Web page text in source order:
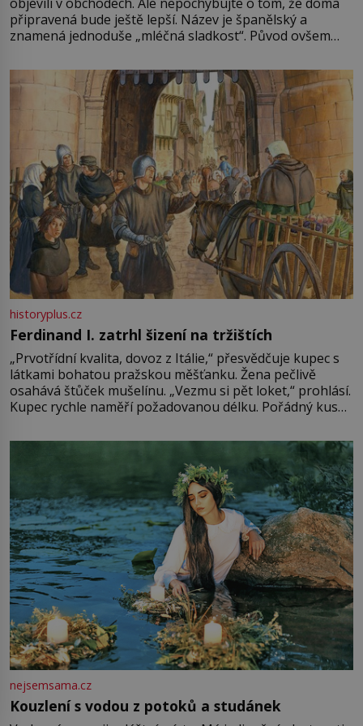
připravená bude ještě lepší. Název je španělský a
znamená jednoduše „mléčná sladkost“. Původ ovšem
pře hned několik latinskoamerických zemí a k tomu
Francie, kde se traduje,
historyplus.cz
Ferdinand I. zatrhl šizení na tržištích
„Prvotřídní kvalita, dovoz z Itálie,“ přesvědčuje kupec s
látkami bohatou pražskou měšťanku. Žena pečlivě
osahává štůček mušelínu. „Vezmu si pět loket,“ prohlásí.
Kupec rychle naměří požadovanou délku. Pořádný kus
milostpaní. Stačí jenom na sukni,“ zhodnotí švadlena
množství růžového mušelínu. „Ošidili vás, podívejte.“
nejsemsama.cz
Kouzlení s vodou z potoků a studánek